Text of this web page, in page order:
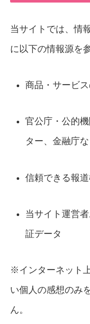
当サイトでは、情
に以下の情報源を
商品・サービ
官公庁・公的
ター、金融庁
信頼できる報
当サイト運営
証データ
※インターネット
い個人の感想のみ
ん。